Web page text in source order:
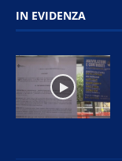
IN EVIDENZA